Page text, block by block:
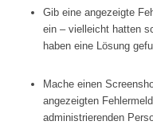
Gib eine angezeigte
ein – vielleicht hatten
haben eine Lösung
Mache einen
angezeigten
administrierenden